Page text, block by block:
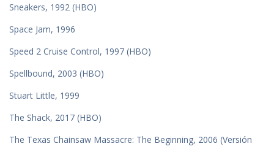
Sneakers, 1992 (HBO)
Space Jam, 1996
Speed 2 Cruise Control, 1997 (HBO)
Spellbound, 2003 (HBO)
Stuart Little, 1999
The Shack, 2017 (HBO)
The Texas Chainsaw Massacre: The Beginning, 2006 (Versión